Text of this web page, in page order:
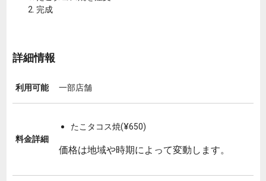
完成
詳細情報
利用可能 一部店舗
料金詳細
たこタコス焼(¥650)
価格は地域や時期によって変動します。